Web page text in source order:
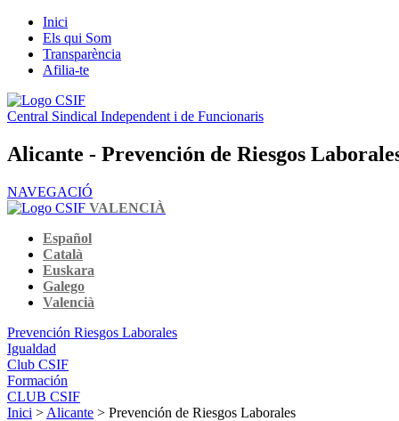
Inici
Els qui Som
Transparència
Afilia-te
Central Sindical Independent i de Funcionaris
Alicante - Prevención de Riesgos
NAVEGACIÓ
VALENCIÀ
Español
Català
Euskara
Galego
Valencià
Prevención Riesgos Laborales
Igualdad
Club CSIF
Formación
CLUB CSIF
Inici > Alicante > Prevención de Riesgos Laborales